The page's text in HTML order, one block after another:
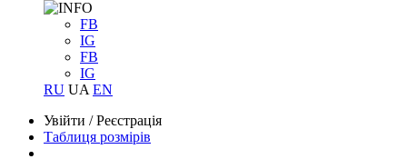
FB
IG
FB
IG
RU UA EN
Увійти /Реєстрація
Таблиця розмірів